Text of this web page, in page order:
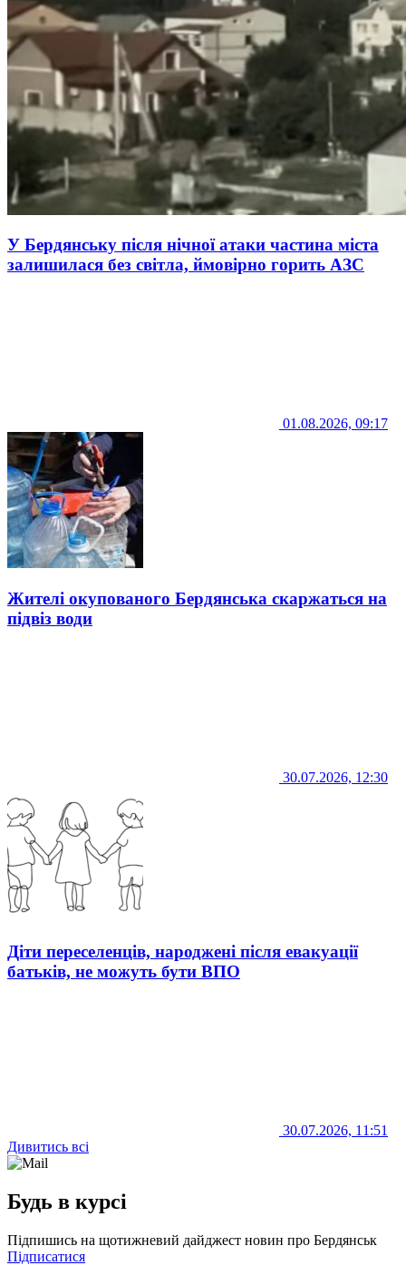
У Бердянську після нічної атаки частина міста
залишилася без світла, ймовірно горить АЗС
01.08.2026, 09:17
Жителі окупованого Бердянська скаржаться на
підвіз води
30.07.2026, 12:30
Діти переселенців, народжені після евакуації
батьків, не можуть бути ВПО
30.07.2026, 11:51
Дивитись всі
Будь в курсі
Підпишись на щотижневий дайджест новин про Бердянськ
Підписатися